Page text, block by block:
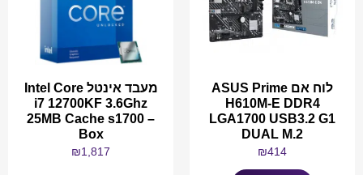
לוח אם ASUS Prime
H610M-E DDR4
LGA1700 USB3.2 G1
DUAL M.2
₪414
מעבד אינטל Intel Core
i7 12700KF 3.6Ghz
25MB Cache s1700 –
Box
₪1,817